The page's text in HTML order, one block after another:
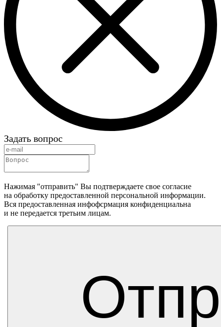
Задать вопрос
Нажимая "отправить" Вы подтверждаете свое согласие
на обработку предоставленной персональной информации.
Вся предоставленная инфофсрмация конфиденциальна
и не передается третьим лицам.